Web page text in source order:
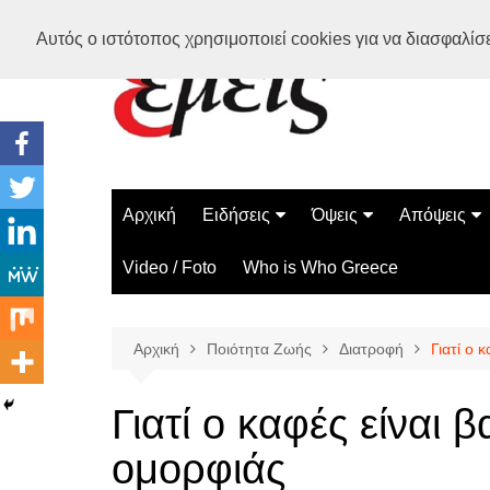
Αυτός ο ιστότοπος χρησιμοποιεί cookies για να
Αρχική Ειδήσεις
Ελλάδα
Διεθνή
Όψεις
Διάστημα
Επιστήμη
Περίεργα
Απόψεις
Video / Foto Who is Who Greece
Αρχική Ποιότητα Ζωής Διατροφή Γιατί ο
Γιατί ο καφές είναι
ομορφιάς